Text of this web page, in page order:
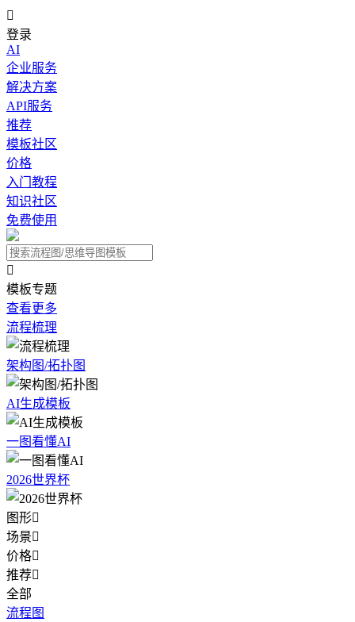

登录
AI
企业服务
解决方案
API服务
推荐
模板社区
价格
入门教程
知识社区
免费使用

模板专题
查看更多
流程梳理
架构图/拓扑图
AI生成模板
一图看懂AI
2026世界杯
图形
场景
价格
推荐
全部
流程图